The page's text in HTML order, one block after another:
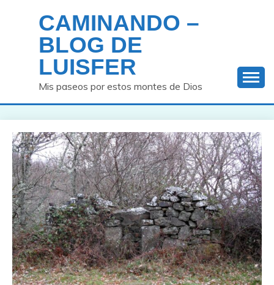
contenido
CAMINANDO –
BLOG DE
LUISFER
Mis paseos por estos montes de Dios